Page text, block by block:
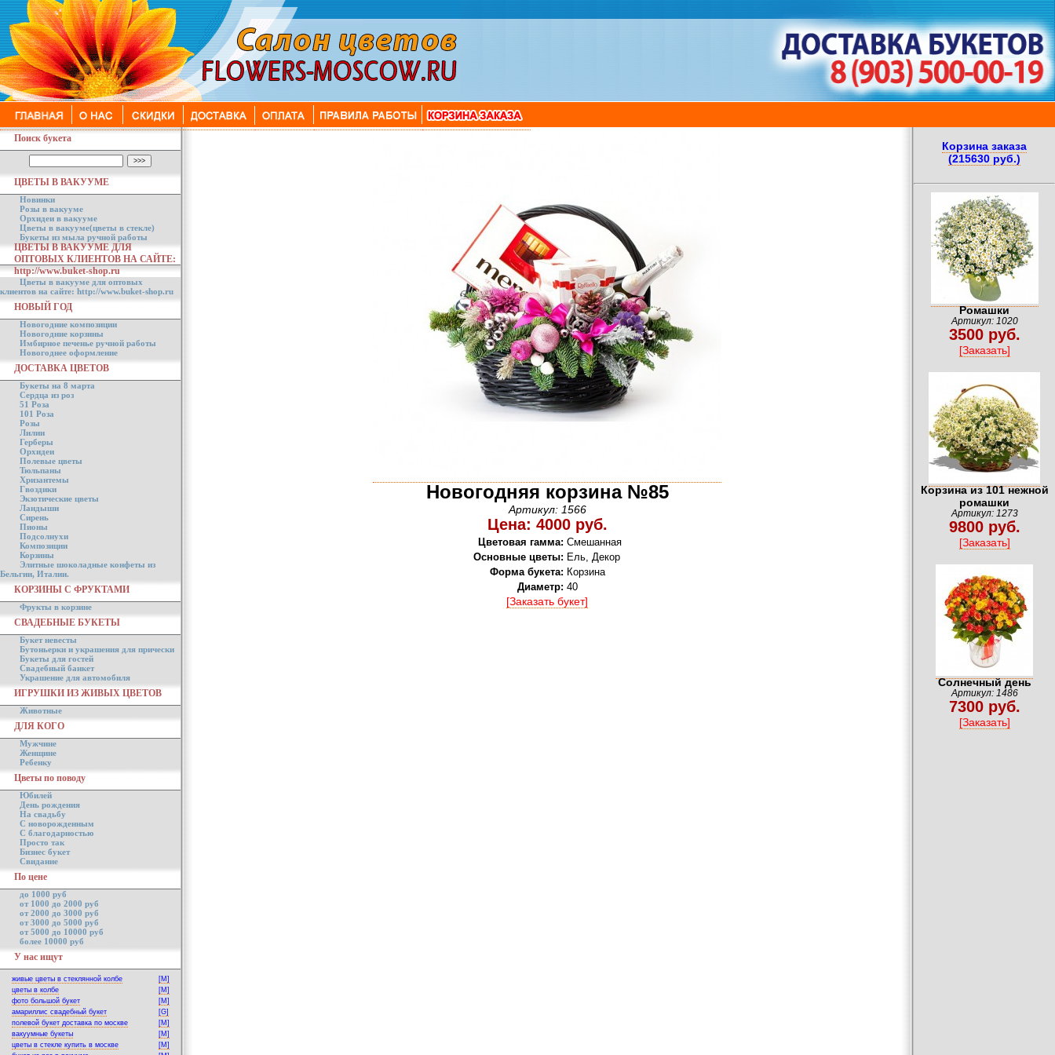
Поиск букета
ЦВЕТЫ В ВАКУУМЕ
Новинки
Розы в вакууме
Орхидеи в вакууме
Цветы в вакууме(цветы в стекле)
Букеты из мыла ручной работы
ЦВЕТЫ В ВАКУУМЕ ДЛЯ
ОПТОВЫХ КЛИЕНТОВ НА САЙТЕ:
http://www.buket-shop.ru
Цветы в вакууме для оптовых
клиентов на сайте: http://www.buket-shop.ru
НОВЫЙ ГОД
Новогодние композиции
Новогодние корзины
Имбирное печенье ручной работы
Новогоднее оформление
ДОСТАВКА ЦВЕТОВ
Букеты на 8 марта
Сердца из роз
51 Роза
101 Роза
Розы
Лилии
Герберы
Орхидеи
Полевые цветы
Тюльпаны
Хризантемы
Гвоздики
Экзотические цветы
Ландыши
Сирень
Пионы
Подсолнухи
Композиции
Корзины
Элитные шоколадные конфеты из
Бельгии, Италии.
КОРЗИНЫ С ФРУКТАМИ
Фрукты в корзине
СВАДЕБНЫЕ БУКЕТЫ
Букет невесты
Бутоньерки и украшения для прически
Букеты для гостей
Свадебный банкет
Украшение для автомобиля
ИГРУШКИ ИЗ ЖИВЫХ ЦВЕТОВ
Животные
ДЛЯ КОГО
Мужчине
Женщине
Ребенку
Цветы по поводу
Юбилей
День рождения
На свадьбу
С новорожденным
С благодарностью
Просто так
Бизнес букет
Свидание
По цене
до 1000 руб
от 1000 до 2000 руб
от 2000 до 3000 руб
от 3000 до 5000 руб
от 5000 до 10000 руб
более 10000 руб
У нас ищут
живые цветы в стеклянной колбе
[M]
цветы в колбе
[M]
фото большой букет
[M]
амариллис свадебный букет
[G]
полевой букет доставка по москве
[M]
вакуумные букеты
[M]
цветы в стекле купить в москве
[M]
Новогодняя корзина №85
Артикул: 1566
Цена: 4000 руб.
Цветовая гамма: Смешанная
Основные цветы: Ель, Декор
Форма букета: Корзина
Диаметр: 40
[Заказать букет]
Корзина заказа
(215630 руб.)
Ромашки
Артикул: 1020
3500 руб.
[Заказать]
Корзина из 101 нежной
ромашки
Артикул: 1273
9800 руб.
[Заказать]
Солнечный день
Артикул: 1486
7300 руб.
[Заказать]